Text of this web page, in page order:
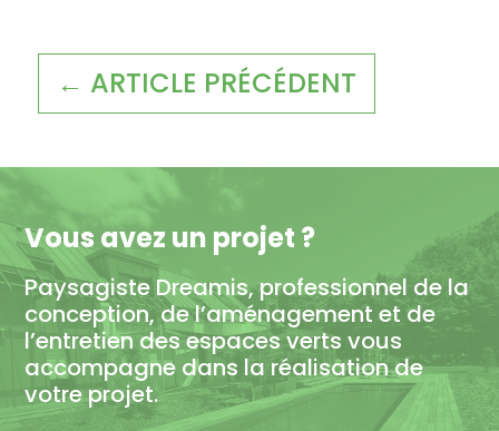
← ARTICLE PRÉCÉDENT
Vous avez un projet ?
Paysagiste Dreamis, professionnel de la
conception, de l’aménagement et de
l’entretien des espaces verts vous
accompagne dans la réalisation de
votre projet.